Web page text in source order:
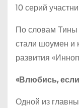
10 серий
По словам Тины
стали шоумен и
развития
«Влюбись,
Одной из